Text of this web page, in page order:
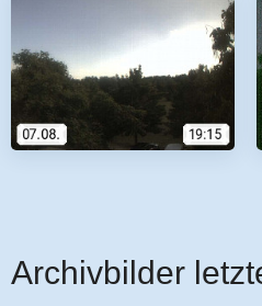
Archivbilder